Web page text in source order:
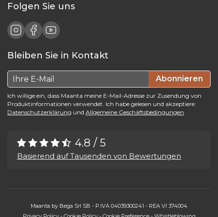
Folgen Sie uns
Bleiben Sie in Kontakt
Abonnieren
Ich willige ein, dass Maanta meine E-Mail-Adresse zur Zusendung von
Produktinformationen verwendet. Ich habe gelesen und akzeptiere:
Datenschutzerklärung und Allgemeine Geschäftsbedingungen
4.8 / 5
Basierend auf Tausenden von Bewertungen
Maanta by Bega Srl SB - P.IVA 04039300241 - REA VI 374004